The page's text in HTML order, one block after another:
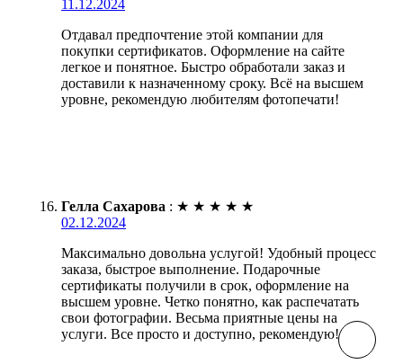
11.12.2024
Отдавал предпочтение этой компании для
покупки сертификатов. Оформление на сайте
легкое и понятное. Быстро обработали заказ и
доставили к назначенному сроку. Всё на высшем
уровне, рекомендую любителям фотопечати!
Гелла Сахарова : ★ ★ ★ ★ ★
02.12.2024
Максимально довольна услугой! Удобный процесс
заказа, быстрое выполнение. Подарочные
сертификаты получили в срок, оформление на
высшем уровне. Четко понятно, как распечатать
свои фотографии. Весьма приятные цены на
услуги. Все просто и доступно, рекомендую!